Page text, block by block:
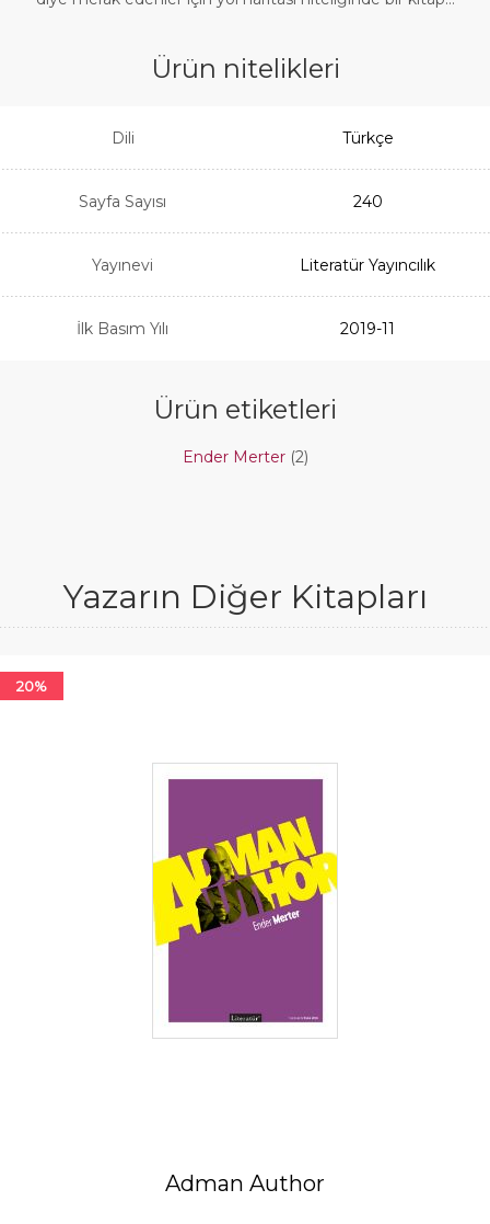
Ürün nitelikleri
Dili Türkçe
Sayfa Sayısı 240
Yayınevi Literatür Yayıncılık
İlk Basım Yılı 2019-11
Ürün etiketleri
Ender Merter (2)
Yazarın Diğer Kitapları
20%
Adman Author